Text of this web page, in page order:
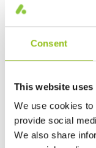
Consent
This website uses
We use cookies
provide social
We also share
Kleva